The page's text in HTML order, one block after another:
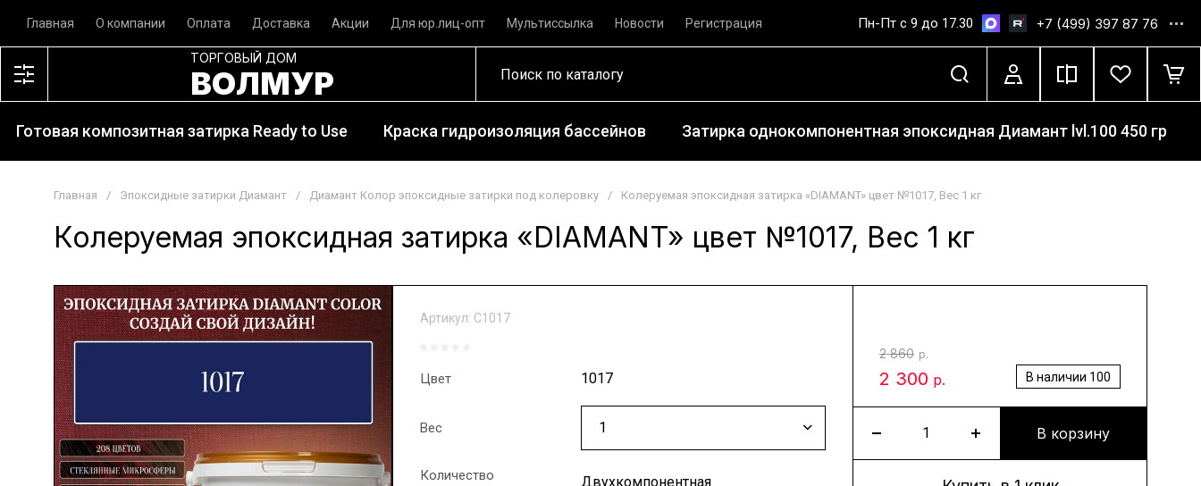
Главная О компании Оплата Доставка Акции Для юр.лиц-опт Мультиссылка Новости Регистрация Пн-Пт с 9 до 17.30 +7 (499) 397 87 76
ТОРГОВЫЙ ДОМ
ВОЛМУР
Готовая композитная затирка Ready to Use Краска гидроизоляция бассейнов Затирка однокомпонентная эпоксидная Диамант lvl.100 450 гр
Главная / Эпоксидные затирки Диамант / Диамант Колор эпоксидные затирки под колеровку / Колеруемая эпоксидная затирка «DIAMANT» цвет №1017, Вес 1 кг
Колеруемая эпоксидная затирка «DIAMANT» цвет №1017, Вес 1 кг
Артикул: С1017
Цвет 1017
Вес
Количество
Двухкомпонентная
В наличии 100
2 860 р.
2 300 р.
В корзину